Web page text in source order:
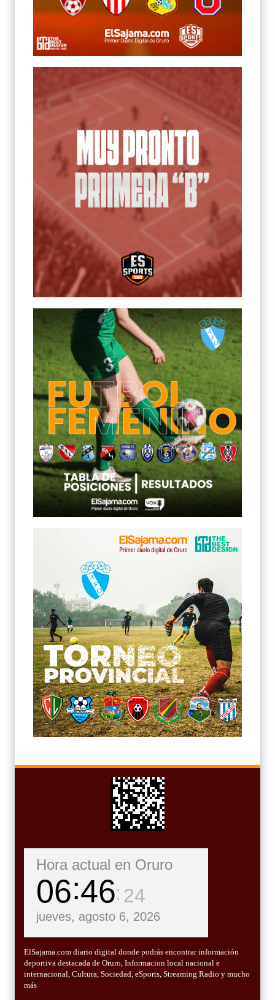
Hora actual en Oruro
06 46 26
jueves, agosto 6, 2026
ElSajama.com diario digital donde podrás encontrar información
deportiva destacada de Oruro, Informacion local nacional e
internacional, Cultura, Sociedad, eSports, Streaming Radio y mucho
más